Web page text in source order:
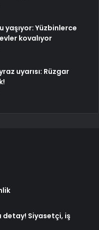
yaşıyor: Yüzbinlerce
kovalıyor
uyarısı: Rüzgar
detay! Siyasetçi, iş